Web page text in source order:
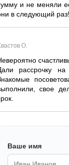
и не меняли
в следующий раз!
О.
рассрочку на
свое
Ваше имя